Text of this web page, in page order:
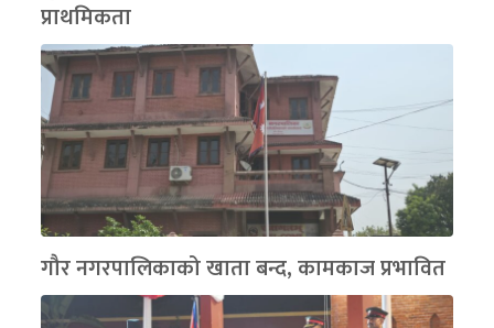
प्राथमिकता
गौर नगरपालिकाको खाता बन्द, कामकाज प्रभावित